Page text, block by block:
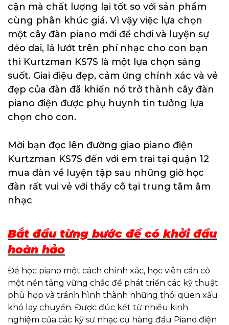
cận mà chất lượng lại tốt so với sản phẩm
cùng phân khúc giá. Vì vậy việc lựa chọn
một cây đàn piano mới để chơi và luyện sự
dẻo dai, lả lướt trên phí nhạc cho con bạn
thì Kurtzman KS7S là một lựa chọn sáng
suốt. Giai điệu đẹp, cảm ứng chính xác và vẻ
đẹp của đàn đã khiến nó trở thành cây đàn
piano điện được phụ huynh tin tưởng lựa
chọn cho con.
Mời bạn đọc lên đường giao piano điện
Kurtzman KS7S đến với em trai tại quận 12
mua đàn về luyện tập sau những giờ học
đàn rất vui vẻ với thầy cô tại trung tâm âm
nhạc
Bắt đầu từng bước để có khởi đầu
hoàn hảo
Để học piano một cách chính xác, học viên cần có
một nền tảng vững chắc để phát triển các kỹ thuật
phù hợp và tránh hình thành những thói quen xấu
khó lay chuyển. Được đúc kết từ nhiều kinh
nghiệm của các kỹ sư nhạc cụ hàng đầu Piano điện